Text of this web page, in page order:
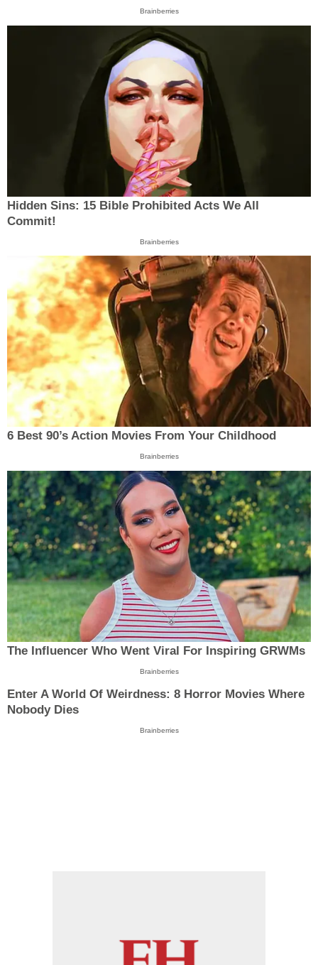
Brainberries
Hidden Sins: 15 Bible Prohibited Acts We All
Commit!
Brainberries
6 Best 90’s Action Movies From Your Childhood
Brainberries
The Influencer Who Went Viral For Inspiring GRWMs
Brainberries
Enter A World Of Weirdness: 8 Horror Movies Where
Nobody Dies
Brainberries